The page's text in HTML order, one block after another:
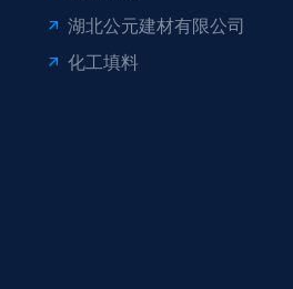
湖北公元建材有限公司
化工填料